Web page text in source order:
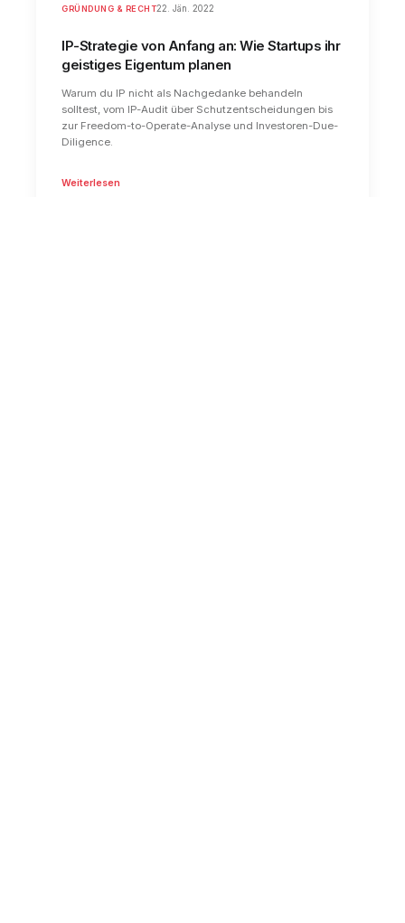
GRÜNDUNG & RECHT22. Jän. 2022
IP-Strategie von Anfang an: Wie Startups ihr
geistiges Eigentum planen
Warum du IP nicht als Nachgedanke behandeln
solltest, vom IP-Audit über Schutzentscheidungen bis
zur Freedom-to-Operate-Analyse und Investoren-Due-
Diligence.
Weiterlesen